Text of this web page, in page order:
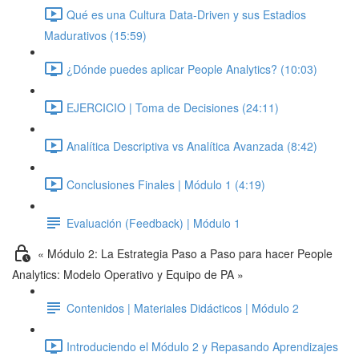
Qué es una Cultura Data-Driven y sus Estadios
Madurativos (15:59)
¿Dónde puedes aplicar People Analytics? (10:03)
EJERCICIO | Toma de Decisiones (24:11)
Analítica Descriptiva vs Analítica Avanzada (8:42)
Conclusiones Finales | Módulo 1 (4:19)
Evaluación (Feedback) | Módulo 1
« Módulo 2: La Estrategia Paso a Paso para hacer People
Analytics: Modelo Operativo y Equipo de PA »
Contenidos | Materiales Didácticos | Módulo 2
Introduciendo el Módulo 2 y Repasando Aprendizajes